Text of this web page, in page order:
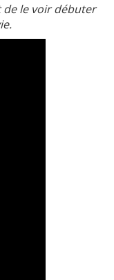
de le voir débuter